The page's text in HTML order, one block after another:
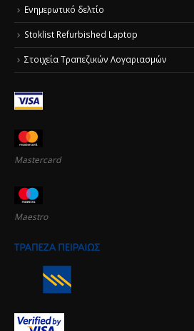
Ενημερωτικό δελτίο
Stoklist Refurbished Laptop
Στοιχεία Τραπεζικών Λογαριασμών
Mastercard
Maestro